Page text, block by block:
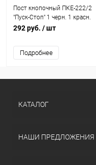
Пост кнопочный ПКЕ-222/2
"Пуск-Стоп" 1 черн. 1 красн.
Электродеталь ПКЕ-222/
292 руб. / шт
Подробнее
КАТАЛОГ
НАШИ ПРЕДЛОЖЕНИЯ